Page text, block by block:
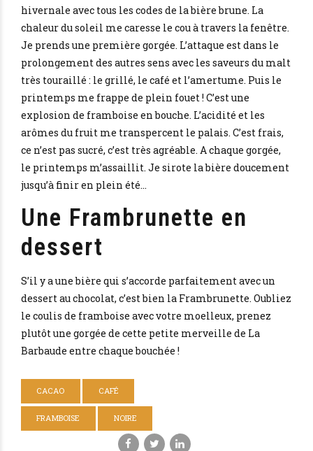
hivernale avec tous les codes de la bière brune. La
chaleur du soleil me caresse le cou à travers la fenêtre.
Je prends une première gorgée. L’attaque est dans le
prolongement des autres sens avec les saveurs du malt
très touraillé : le grillé, le café et l’amertume. Puis le
printemps me frappe de plein fouet ! C’est une
explosion de framboise en bouche. L’acidité et les
arômes du fruit me transpercent le palais. C’est frais,
ce n’est pas sucré, c’est très agréable. A chaque gorgée,
le printemps m’assaillit. Je sirote la bière doucement
jusqu’à finir en plein été…
Une Frambrunette en
dessert
S’il y a une bière qui s’accorde parfaitement avec un
dessert au chocolat, c’est bien la Frambrunette. Oubliez
le coulis de framboise avec votre moelleux, prenez
plutôt une gorgée de cette petite merveille de La
Barbaude entre chaque bouchée !
CACAO CAFÉ
FRAMBOISE NOIRE